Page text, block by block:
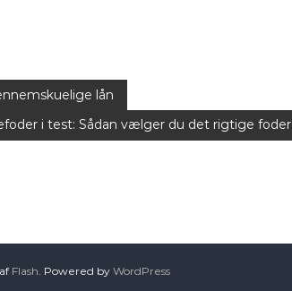
lån
i test: Sådan vælger du det rigtige foder
Flash. Powered by WordPress